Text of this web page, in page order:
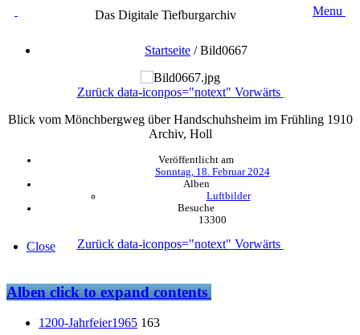
Das Digitale Tiefburgarchiv Menu
Startseite /Bild0667
Zurück data-iconpos="notext" Vorwärts
Blick vom Mönchbergweg über Handschuhsheim im Frühling 1910
Archiv, Holl
Veröffentlicht am
Sonntag, 18. Februar 2024
Alben
Luftbilder
Besuche
13300
Zurück data-iconpos="notext" Vorwärts
Close
Albenclick to expand contents
1200-Jahrfeier1965 163